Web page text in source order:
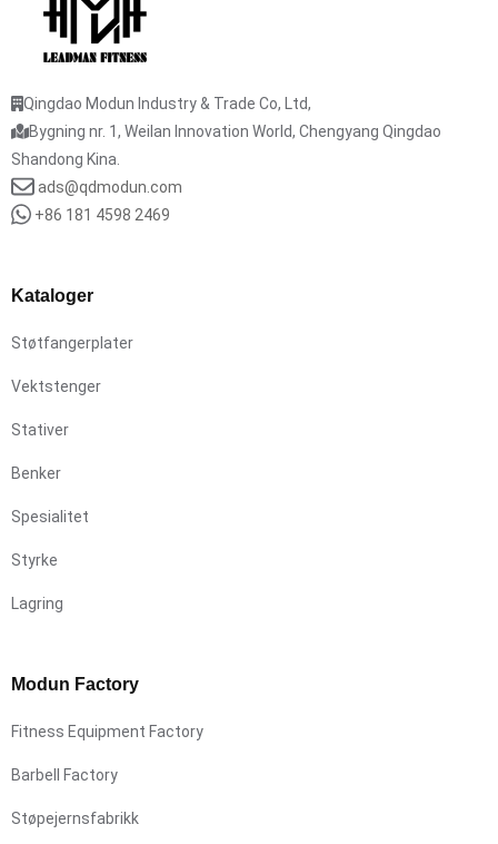
Qingdao Modun Industry & Trade Co, Ltd,
Bygning nr. 1, Weilan Innovation World, Chengyang Qingdao
Shandong Kina.
ads@qdmodun.com
+86 181 4598 2469
Kataloger
Støtfangerplater
Vektstenger
Stativer
Benker
Spesialitet
Styrke
Lagring
Modun Factory
Fitness Equipment Factory
Barbell Factory
Støpejernsfabrikk